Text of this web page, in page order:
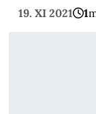
19. XI 2021 1